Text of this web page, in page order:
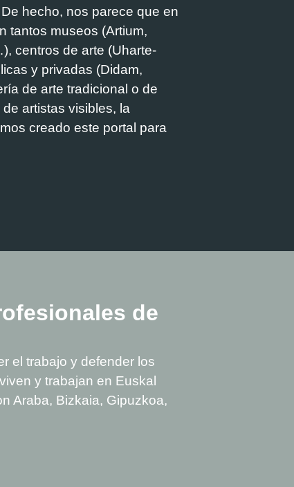
hecho, nos parece que en
tantos museos (Artium,
centros de arte (Uharte-
y privadas (Didam,
de arte tradicional o de
artistas visibles, la
creado este portal para
de
el trabajo y defender los
y trabajan en Euskal
Araba, Bizkaia, Gipuzkoa,